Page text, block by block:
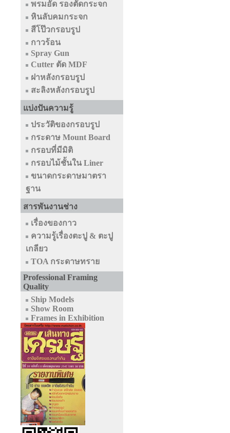
พรมอัด รองตัดกระจก
หินลับคมกระจก
สีโป๊วกรอบรูป
กาวร้อน
Spray Gun
Cutter ตัด MDF
ฝาหลังกรอบรูป
สะลิงหลังกรอบรูป
แบ่งปันความรู้
ประวัติของกรอบรูป
กระดาษ Mount Board
กรอบที่มีมิติ
กรอบไม้ชั้นใน Liner
ขนาดกระดาษมาตรา
ฐาน
สารพันงานช่าง
เรื่องของกาว
ความรู้เรื่องตะปู & ตะปู
เกลียว
TOA กระดาษทราย
Professional Framing
Quality
Ship Models
Show Room
Frames in Exhibition